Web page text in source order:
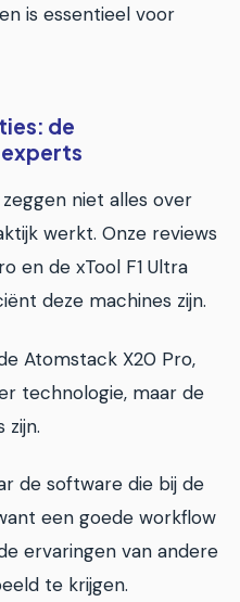
is essentieel voor
de
niet alles over
werkt. Onze reviews
en de xTool F1 Ultra
deze machines zijn.
Atomstack X20 Pro,
technologie, maar de
zijn.
de software die bij de
een goede workflow
ervaringen van andere
te krijgen.